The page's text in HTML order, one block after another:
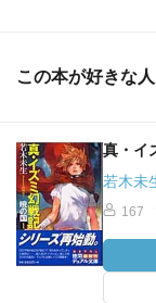
この本が好きな
真・イ
若木未
167